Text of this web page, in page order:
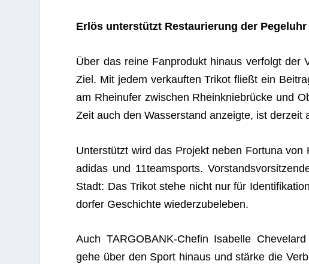
Erlös unter­stützt Restau­rie­rung der Pegeluhr
Über das reine Fan­pro­dukt hin­aus ver­folgt der
Ziel. Mit jedem ver­kauf­ten Tri­kot fließt ein
am Rhein­ufer zwi­schen Rhein­knie­brü­cke und
Zeit auch den Was­ser­stand anzeigte, ist der­zeit
Unter­stützt wird das Pro­jekt neben For­tuna von
adi­das und 11teamsports.
Stadt: Das Tri­kot stehe nicht nur für
dor­fer Geschichte wiederzubeleben.
Auch TARG­OBANK-Che­fin Isa­belle
gehe über den Sport hin­aus und stärke die